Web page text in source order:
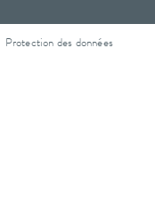
Protection des données